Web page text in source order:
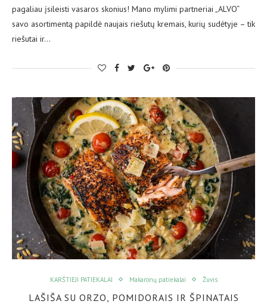
pagaliau įsileisti vasaros skonius! Mano mylimi partneriai „ALVO“
savo asortimentą papildė naujais riešutų kremais, kurių sudėtyje – tik
riešutai ir…
KARŠTIEJI PATIEKALAI Makaronų patiekalai Žuvis
LAŠIŠA SU ORZO, POMIDORAIS IR ŠPINATAIS